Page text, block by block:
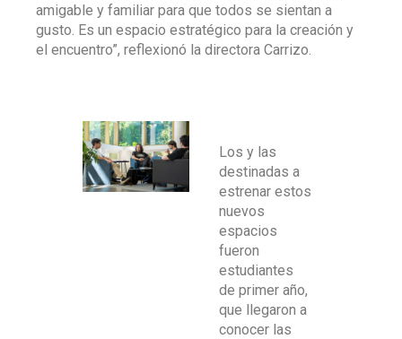
amigable y familiar para que todos se sientan a
gusto. Es un espacio estratégico para la creación y
el encuentro”, reflexionó la directora Carrizo.
Los y las
destinadas a
estrenar estos
nuevos
espacios
fueron
estudiantes
de primer año,
que llegaron a
conocer las